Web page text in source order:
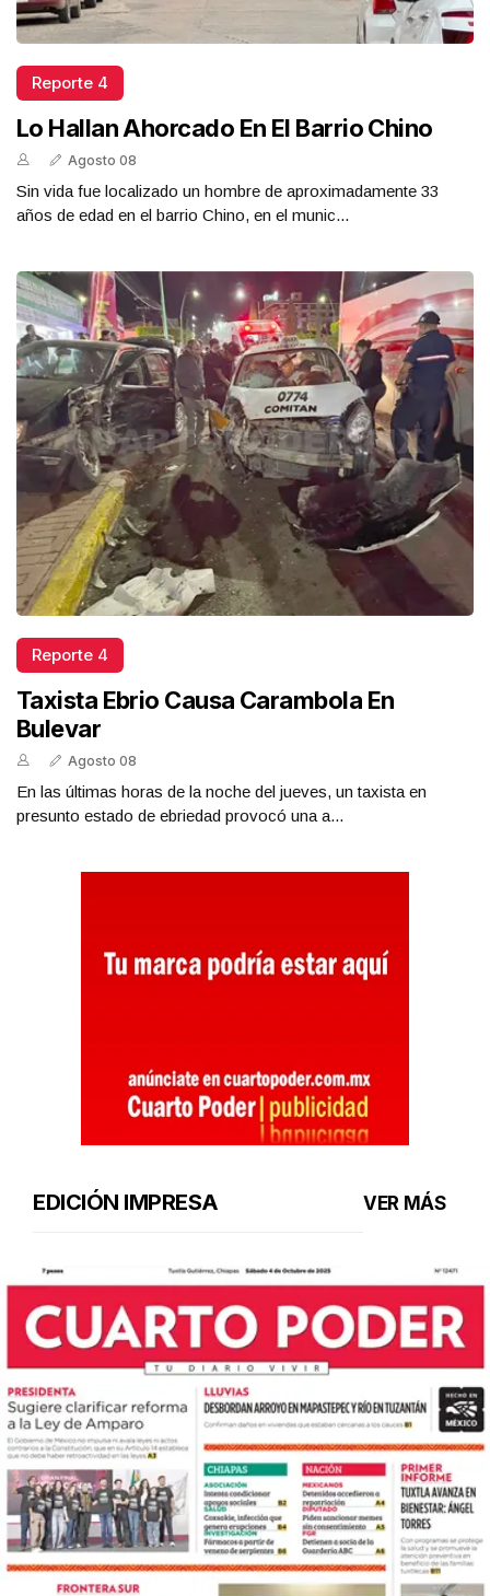
Reporte 4
Lo Hallan Ahorcado En El Barrio Chino
Agosto 08
Sin vida fue localizado un hombre de aproximadamente 33
años de edad en el barrio Chino, en el munic...
Reporte 4
Taxista Ebrio Causa Carambola En
Bulevar
Agosto 08
En las últimas horas de la noche del jueves, un taxista en
presunto estado de ebriedad provocó una a...
EDICIÓN IMPRESA VER MÁS